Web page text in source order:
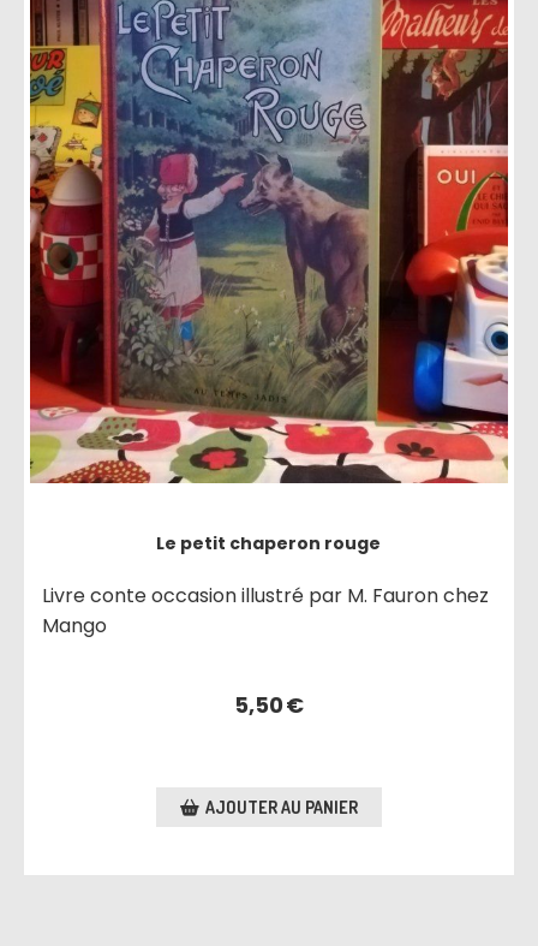
Le petit chaperon rouge
Livre conte occasion illustré par M. Fauron chez
Mango
5,50€
AJOUTER AU PANIER